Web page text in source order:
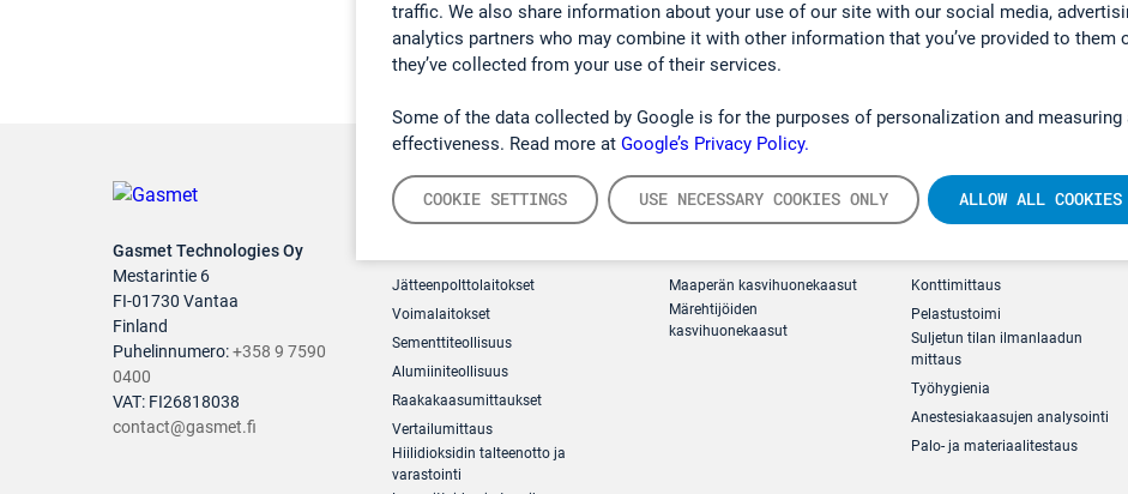
traffic. We also share information about your use of our site with our social media,
analytics partners who may combine it with other information that you’ve provided to them
they’ve collected from your use of their services.
Some of the data collected by Google is for the purposes of personalization and measuring
effectiveness. Read more at Google’s Privacy Policy.
COOKIE SETTINGS USE NECESSARY COOKIES ONLY ALLOW ALL COOKIES
Gasmet Technologies Oy
Mestarintie 6
FI-01730 Vantaa
Finland
Puhelinnumero:+358 9 7590
0400
VAT: FI26818038
contact@gasmet.fi
Jätteenpolttolaitokset
Voimalaitokset
Sementtiteollisuus
Alumiiniteollisuus
Raakakaasumittaukset
Vertailumittaus
Hiilidioksidin talteenotto ja
varastointi
Maaperän kasvihuonekaasut
Märehtijöiden
kasvihuonekaasut
Konttimittaus
Pelastustoimi
Suljetun tilan ilmanlaadun
mittaus
Työhygienia
Anestesiakaasujen analysointi
Palo- ja materiaalitestaus